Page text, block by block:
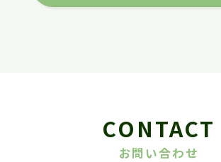
CONTACT
お問い合わせ